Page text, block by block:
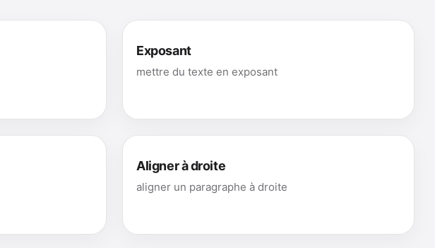
Exposant
mettre du texte en exposant
Aligner à droite
aligner un paragraphe à droite